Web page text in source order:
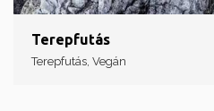
Terepfutás
Terepfutás, Vegán